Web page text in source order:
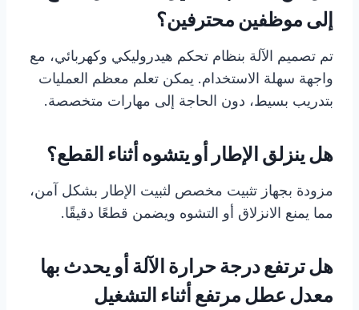
إلى موظفين محترفين؟
تم تصميم الآلة بنظام تحكم هيدروليكي وكهربائي، مع
واجهة سهلة الاستخدام. يمكن تعلم معظم العمليات
بتدريب بسيط، دون الحاجة إلى مهارات متخصصة.
هل ينزلق الإطار أو يتشوه أثناء القطع؟
مزودة بجهاز تثبيت مخصص لثبيت الإطار بشكل آمن،
مما يمنع الانزلاق أو التشوه ويضمن قطعًا دقيقًا.
هل ترتفع درجة حرارة الآلة أو يحدث بها
معدل عطل مرتفع أثناء التشغيل